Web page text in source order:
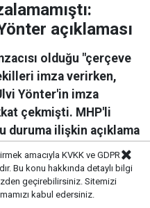
açıklaması
olduğu "çerçeve
imza verirken,
Yönter'in imza
çekmişti. MHP'li
duruma ilişkin açıklama
amacıyla KVKK ve GDPR
Bu konu hakkında detaylı bilgi
geçirebilirsiniz. Sitemizi
kabul edersiniz.